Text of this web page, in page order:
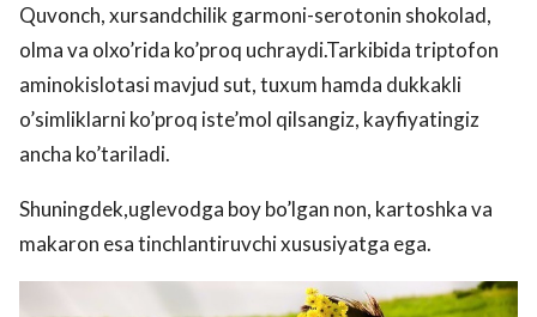
Quvonch, xursandchilik garmoni-serotonin shokolad,
olma va olxo’rida ko’proq uchraydi.Tarkibida triptofon
aminokislotasi mavjud sut, tuxum hamda dukkakli
o’simliklarni ko’proq iste’mol qilsangiz, kayfiyatingiz
ancha ko’tariladi.
Shuningdek,uglevodga boy bo’lgan non, kartoshka va
makaron esa tinchlantiruvchi xususiyatga ega.